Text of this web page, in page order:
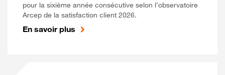
pour la sixième année consécutive selon l’observatoire
Arcep de la satisfaction client 2026.
En savoir plus